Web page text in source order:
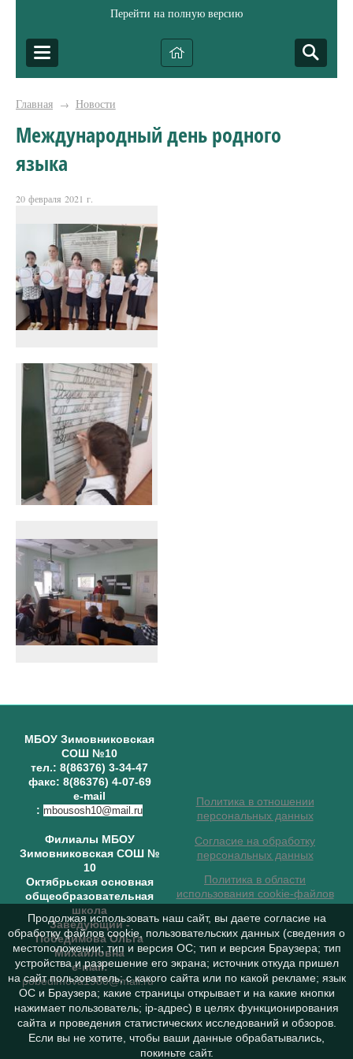
Перейти на полную версию
Главная → Новости
Международный день родного
языка
20 февраля 2021 г.
МБОУ Зимовниковская
СОШ №10
тел.: 8(86376) 3-34-47
факс: 8(86376) 4-07-69
e-mail
: mbousosh10@mail.ru
Филиалы МБОУ
Зимовниковская СОШ №
10
Октябрьская основная
общеобразовательная
школа
Заведующий-
Победимова Ольга
Михайловна
e-mail:
pobedimova1980@mail.ru
Политика в отношении
персональных данных
Согласие на обработку
персональных данных
Политика в области
использования cookie-файлов
Продолжая использовать наш сайт, вы даете согласие на
обработку файлов cookie, пользовательских данных (сведения о
местоположении; тип и версия ОС; тип и версия Браузера; тип
устройства и разрешение его экрана; источник откуда пришел
на сайт пользователь; с какого сайта или по какой рекламе; язык
ОС и Браузера; какие страницы открывает и на какие кнопки
нажимает пользователь; ip-адрес) в целях функционирования
сайта и проведения статистических исследований и обзоров.
Если вы не хотите, чтобы ваши данные обрабатывались,
покиньте сайт.